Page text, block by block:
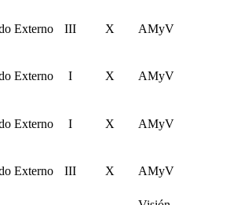
Externo III X AMyV
Externo I X
AMyV
Externo I X AMyV
Externo III X
AMyV